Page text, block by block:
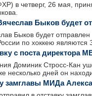
в четверг, 26 мая,
Быков будет
Быков будет
по хоккею
с поста директора
Доминик Стросс-Кан
дней он
замглавы МИДа